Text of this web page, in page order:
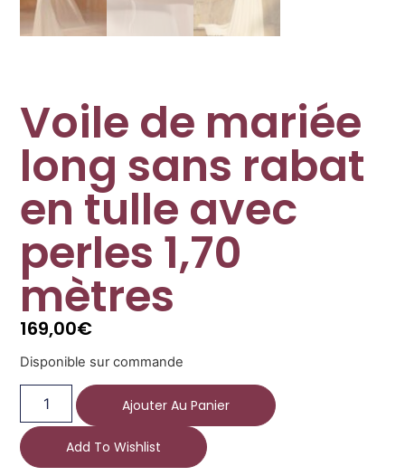
Voile de mariée
long sans rabat
en tulle avec
perles 1,70
mètres
169,00€
Disponible sur commande
Ajouter Au Panier
Add To Wishlist